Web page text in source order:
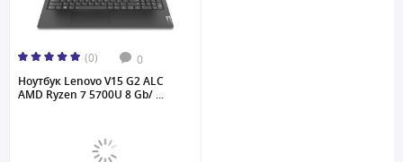
(0) 0
Ноутбук Lenovo V15 G2 ALC
AMD Ryzen 7 5700U 8 Gb/ ...